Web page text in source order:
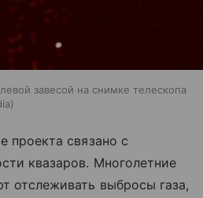
завесой на снимке телескопа
проекта связано с
квазаров. Многолетние
отслеживать выбросы газа,